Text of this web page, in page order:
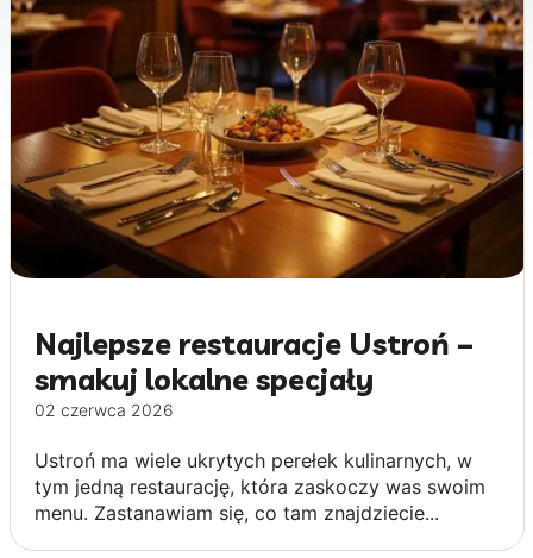
Najlepsze restauracje Ustroń –
smakuj lokalne specjały
02 czerwca 2026
Ustroń ma wiele ukrytych perełek kulinarnych, w
tym jedną restaurację, która zaskoczy was swoim
menu. Zastanawiam się, co tam znajdziecie...